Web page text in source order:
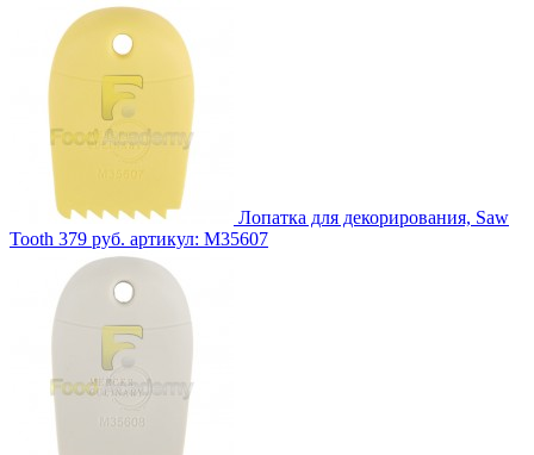
Лопатка для декорирования, Saw
Tooth 379 руб. артикул: M35607